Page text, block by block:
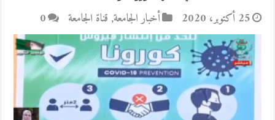
25 أكتوبر، 2020 أخبار الجامعة, قناة الجامعة 0